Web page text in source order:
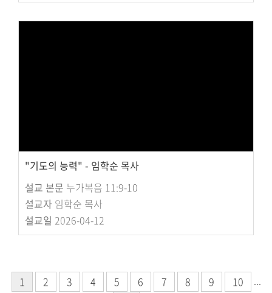
"기도의 능력" - 임학순 목사
설교 본문 누가복음 11:9-10
설교자 임학순 목사
설교일 2026-04-12
1 2 3 4 5 6 7 8 9 10